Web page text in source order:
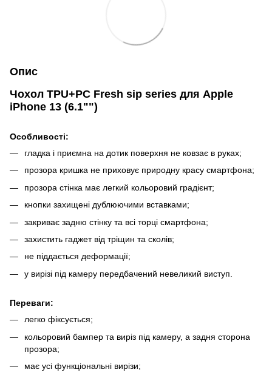
Опис
Чохол TPU+PC Fresh sip series для Apple
iPhone 13 (6.1"")
Особливості:
гладка і приємна на дотик поверхня не ковзає в руках;
прозора кришка не приховує природну красу смартфона;
прозора стінка має легкий кольоровий градієнт;
кнопки захищені дублюючими вставками;
закриває задню стінку та всі торці смартфона;
захистить гаджет від тріщин та сколів;
не піддається деформації;
у вирізі під камеру передбачений невеликий виступ.
Переваги:
легко фіксується;
кольоровий бампер та виріз під камеру, а задня сторона
прозора;
має усі функціональні вирізи;